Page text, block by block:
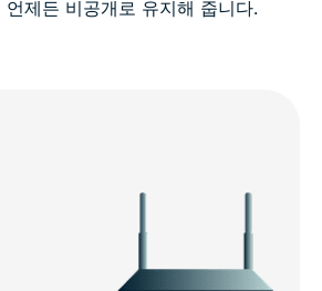
제든 비공개로 유지해 줍니다.